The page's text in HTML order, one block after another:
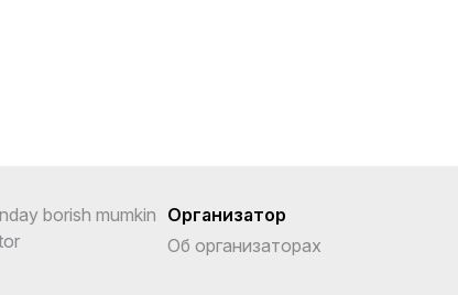
borish mumkin Организатор
Об организаторах